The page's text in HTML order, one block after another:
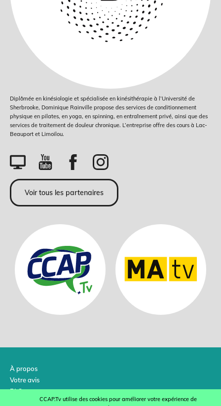
Diplômée en kinésiologie et spécialisée en kinésithérapie à l’Université de
Sherbrooke, Dominique Rainville propose des services de conditionnement
physique en pilates, en yoga, en spinning, en entraînement privé, ainsi que des
services de traitement de douleur chronique. L’entreprise offre des cours à Lac-
Beauport et Limoilou.
Voir tous les partenaires
À propos
Votre avis
FAQ
Contactez-nousCCAP.Tv utilise des cookies pour améliorer votre expérience de